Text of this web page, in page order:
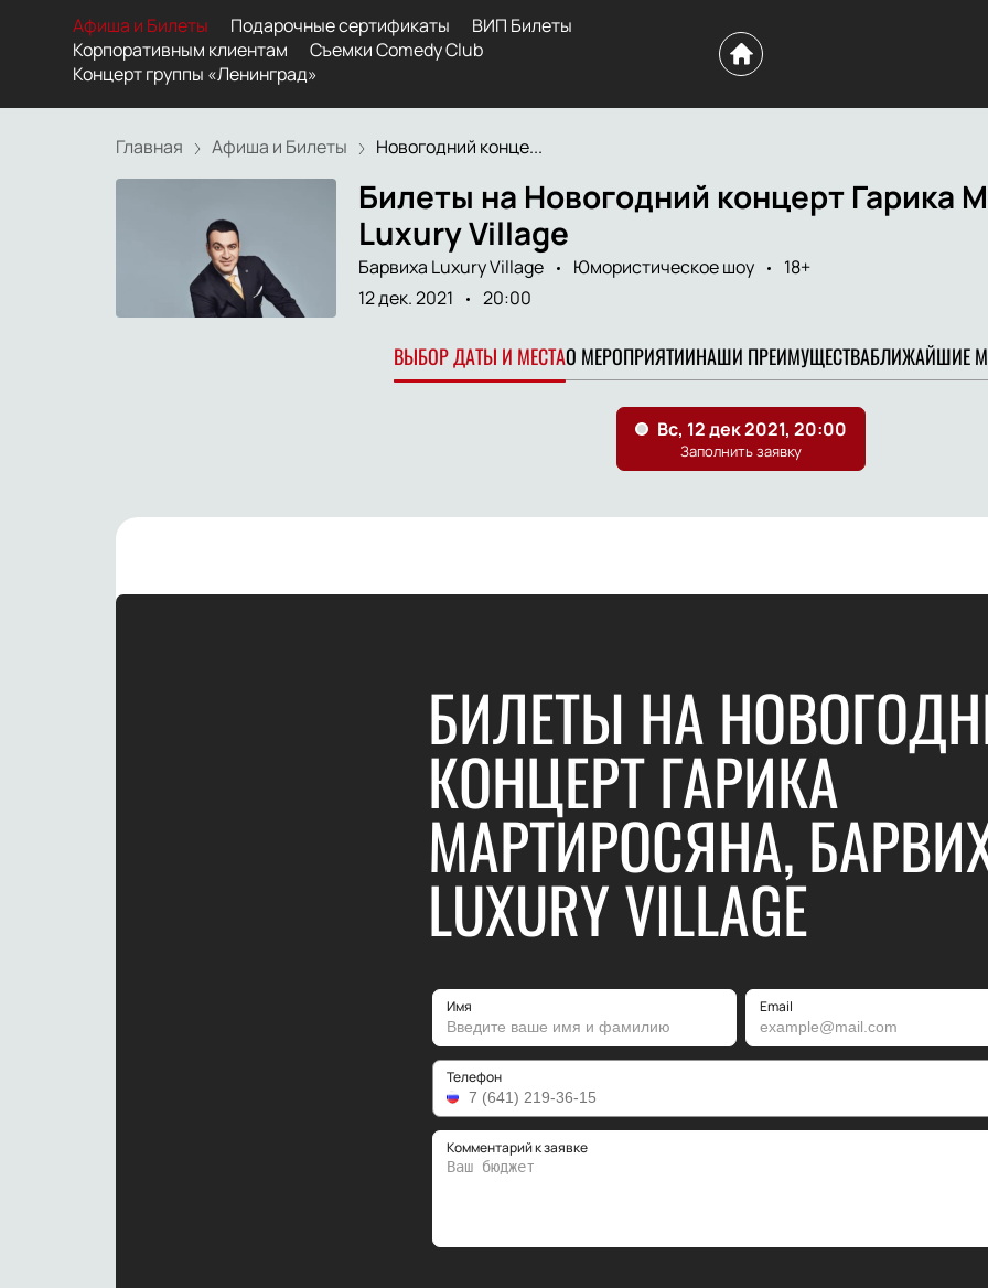
Афиша и Билеты Подарочные сертификаты
ВИП Билеты
Корпоративным клиентам
Съемки Comedy Club
Концерт группы «Ленинград»
Главная Афиша и Билеты Новогодний конце...
Билеты на Новогодний концерт Гарика
Luxury Village
Барвиха Luxury Village Юмористическое шоу
18+
12 дек. 2021
20:00
ВЫБОР ДАТЫ И МЕСТАО МЕРОПРИЯТИИНАШИ ПРЕИМУЩЕСТВАБЛИЖАЙШИЕ
БИЛЕТЫ НА
КОНЦЕРТ ГАРИКА
МАРТИРОСЯНА,
LUXURY VILLAGE
Имя Email
Телефон
Комментарий к заявке